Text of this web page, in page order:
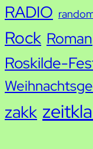
RADIO
Rock Roman
Roskilde-
zakk